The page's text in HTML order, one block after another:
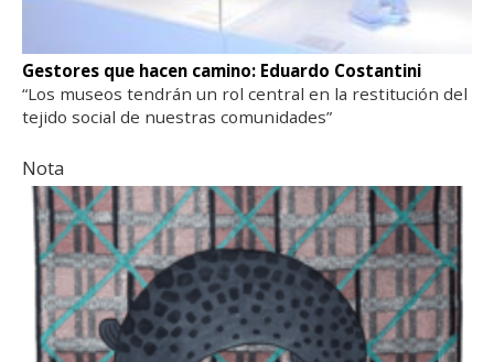
Gestores que hacen camino: Eduardo Costantini
“Los museos tendrán un rol central en la restitución del
tejido social de nuestras comunidades”
Nota